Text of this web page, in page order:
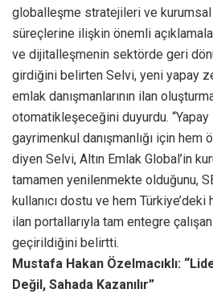
globalleşme stratejileri ve kurumsal
süreçlerine ilişkin önemli
ve dijitalleşmenin sektörde geri
girdiğini belirten Selvi, yeni yapay
emlak danışmanlarının ilan
otomatikleşeceğini duyurdu.
gayrimenkul danışmanlığı için hem
diyen Selvi, Altın Emlak Global’in
tamamen yenilenmekte olduğunu,
kullanıcı dostu ve hem Türkiye’deki
ilan portallarıyla tam entegre
geçirildiğini belirtti.
Mustafa Hakan Özelmacıklı:
Değil, Sahada Kazanılır”